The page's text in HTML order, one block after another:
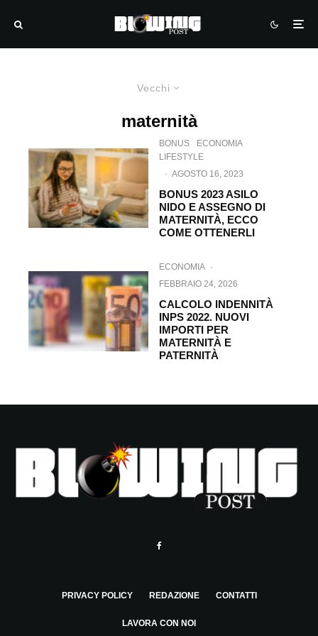
Vecchi
maternità
BONUS
ECONOMIA
LIFESTYLE
· AGOSTO 16, 2023
BONUS 2023 ASILO
NIDO E ASSEGNO DI
MATERNITÀ, ECCO
COME OTTENERLI
ECONOMIA ·
FEBBRAIO 24, 2026
CALCOLO INDENNITÀ
INPS 2022. NUOVI
IMPORTI PER
MATERNITÀ E
PATERNITÀ
PRIVACY POLICY REDAZIONE CONTATTI
LAVORA CON NOI